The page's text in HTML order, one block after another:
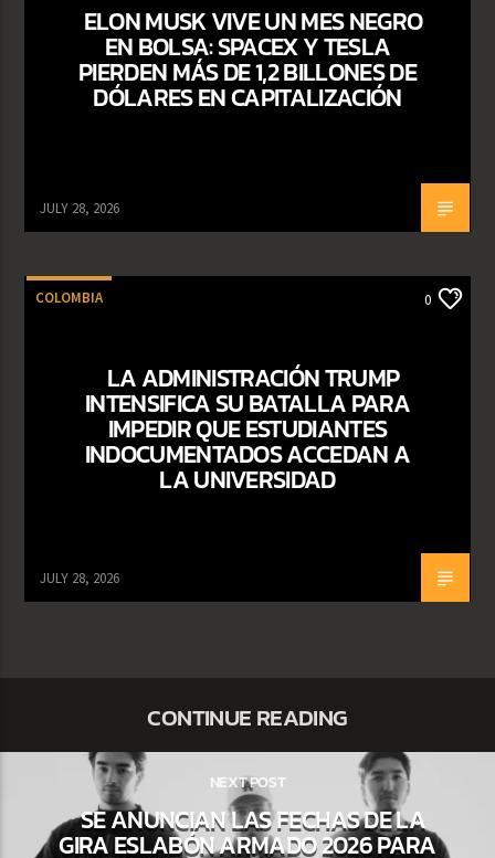
ELON MUSK VIVE UN MES NEGRO
EN BOLSA: SPACEX Y TESLA
PIERDEN MÁS DE 1,2 BILLONES DE
DÓLARES EN CAPITALIZACIÓN
JULY 28, 2026
COLOMBIA 0
LA ADMINISTRACIÓN TRUMP
INTENSIFICA SU BATALLA PARA
IMPEDIR QUE ESTUDIANTES
INDOCUMENTADOS ACCEDAN A
LA UNIVERSIDAD
JULY 28, 2026
CONTINUE READING
NEXT POST
SE ANUNCIAN LAS FECHAS DE LA
GIRA ESLABÓN ARMADO 2026 PARA